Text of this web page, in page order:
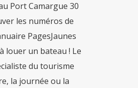
Port Camargue 30
les numéros de
PagesJaunes
louer un bateau ! Le
du tourisme
la journée ou la